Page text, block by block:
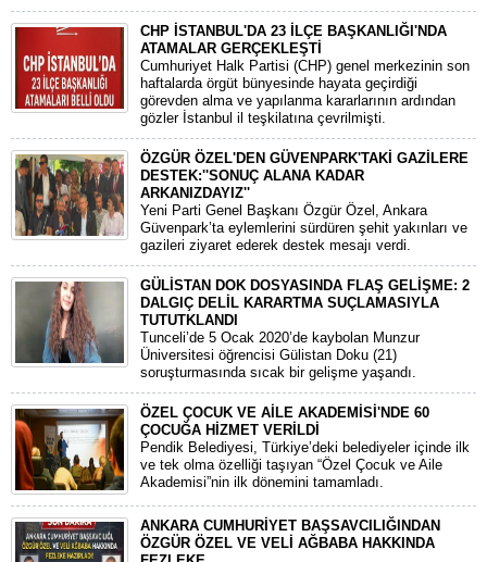
CHP İSTANBUL'DA 23 İLÇE BAŞKANLIĞI'NDA
ATAMALAR GERÇEKLEŞTİ
​Cumhuriyet Halk Partisi (CHP) genel merkezinin son
haftalarda örgüt bünyesinde hayata geçirdiği
görevden alma ve yapılanma kararlarının ardından
gözler İstanbul il teşkilatına çevrilmişti.
ÖZGÜR ÖZEL'DEN GÜVENPARK'TAKİ GAZİLERE
DESTEK:''SONUÇ ALANA KADAR
ARKANIZDAYIZ''
​Yeni Parti Genel Başkanı Özgür Özel, Ankara
Güvenpark’ta eylemlerini sürdüren şehit yakınları ve
gazileri ziyaret ederek destek mesajı verdi.
GÜLİSTAN DOK DOSYASINDA FLAŞ GELİŞME: 2
DALGIÇ DELİL KARARTMA SUÇLAMASIYLA
TUTUTKLANDI
​Tunceli’de 5 Ocak 2020’de kaybolan Munzur
Üniversitesi öğrencisi Gülistan Doku (21)
soruşturmasında sıcak bir gelişme yaşandı.
ÖZEL ÇOCUK VE AİLE AKADEMİSİ'NDE 60
ÇOCUĞA HİZMET VERİLDİ
Pendik Belediyesi, Türkiye’deki belediyeler içinde ilk
ve tek olma özelliği taşıyan “Özel Çocuk ve Aile
Akademisi”nin ilk dönemini tamamladı.
ANKARA CUMHURİYET BAŞSAVCILIĞINDAN
ÖZGÜR ÖZEL VE VELİ AĞBABA HAKKINDA